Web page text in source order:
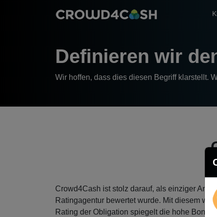
Definieren wir
Wir hoffen, dass dies diesen Begriff klarstellt.
Crowd4Cash ist stolz darauf, als einziger
Ratingagentur bewertet wurde. Mit diesem
Rating der Obligation spiegelt die hohe